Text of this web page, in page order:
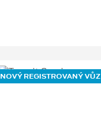
NOVÝ REGISTROVANÝ VŮZ